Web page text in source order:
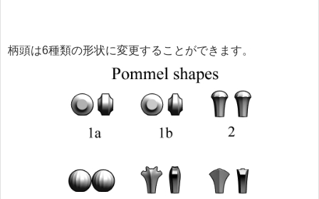
柄頭は6種類の形状に変更することができます。